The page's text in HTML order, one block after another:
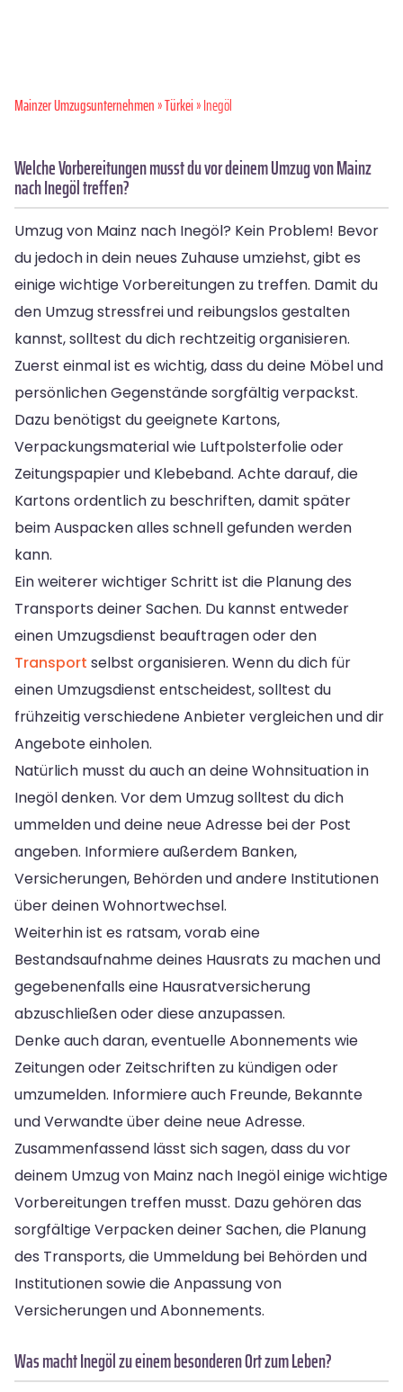
Mainzer Umzugsunternehmen»Türkei» Inegöl
Welche Vorbereitungen musst du vor deinem Umzug von Mainz
nach Inegöl treffen?
Umzug von Mainz nach Inegöl? Kein Problem! Bevor
du jedoch in dein neues Zuhause umziehst, gibt es
einige wichtige Vorbereitungen zu treffen. Damit du
den Umzug stressfrei und reibungslos gestalten
kannst, solltest du dich rechtzeitig organisieren.
Zuerst einmal ist es wichtig, dass du deine Möbel und
persönlichen Gegenstände sorgfältig verpackst.
Dazu benötigst du geeignete Kartons,
Verpackungsmaterial wie Luftpolsterfolie oder
Zeitungspapier und Klebeband. Achte darauf, die
Kartons ordentlich zu beschriften, damit später
beim Auspacken alles schnell gefunden werden
kann.
Ein weiterer wichtiger Schritt ist die Planung des
Transports deiner Sachen. Du kannst entweder
einen Umzugsdienst beauftragen oder den
Transport selbst organisieren. Wenn du dich für
einen Umzugsdienst entscheidest, solltest du
frühzeitig verschiedene Anbieter vergleichen und dir
Angebote einholen.
Natürlich musst du auch an deine Wohnsituation in
Inegöl denken. Vor dem Umzug solltest du dich
ummelden und deine neue Adresse bei der Post
angeben. Informiere außerdem Banken,
Versicherungen, Behörden und andere Institutionen
über deinen Wohnortwechsel.
Weiterhin ist es ratsam, vorab eine
Bestandsaufnahme deines Hausrats zu machen und
gegebenenfalls eine Hausratversicherung
abzuschließen oder diese anzupassen.
Denke auch daran, eventuelle Abonnements wie
Zeitungen oder Zeitschriften zu kündigen oder
umzumelden. Informiere auch Freunde, Bekannte
und Verwandte über deine neue Adresse.
Zusammenfassend lässt sich sagen, dass du vor
deinem Umzug von Mainz nach Inegöl einige wichtige
Vorbereitungen treffen musst. Dazu gehören das
sorgfältige Verpacken deiner Sachen, die Planung
des Transports, die Ummeldung bei Behörden und
Institutionen sowie die Anpassung von
Versicherungen und Abonnements.
Was macht Inegöl zu einem besonderen Ort zum Leben?